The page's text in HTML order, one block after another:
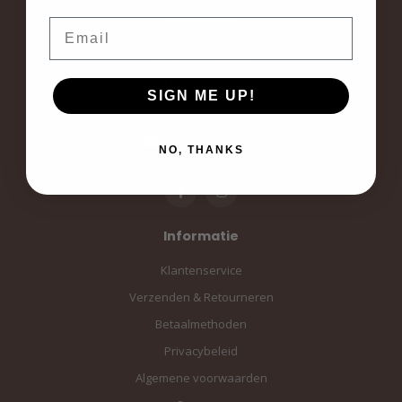
voor elke dag.
Langestraat 19
3811AA Amersfoort
Amersfoort, the Netherlands
info@sampiace.nl
Informatie
Klantenservice
Verzenden & Retourneren
Betaalmethoden
Privacybeleid
Algemene voorwaarden
SIGN ME UP!
NO, THANKS